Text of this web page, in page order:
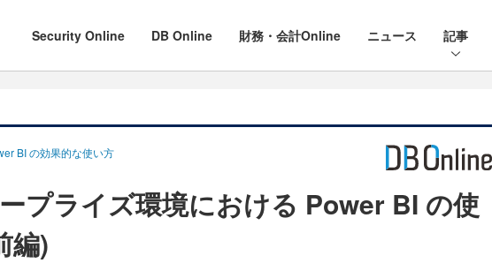
Security Online DB Online 財務・会計Online ニュース 記事
BI の効果的な使い方
プライズ環境における Power BI の使
編)